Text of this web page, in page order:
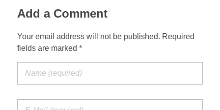
Add a Comment
Your email address will not be published. Required
fields are marked *